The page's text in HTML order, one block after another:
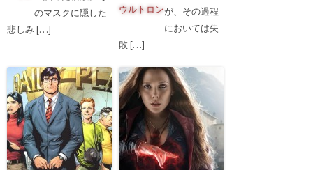
のマスクに隠した
悲しみ […]
ウルトロンが、その過程
においては失
敗 […]